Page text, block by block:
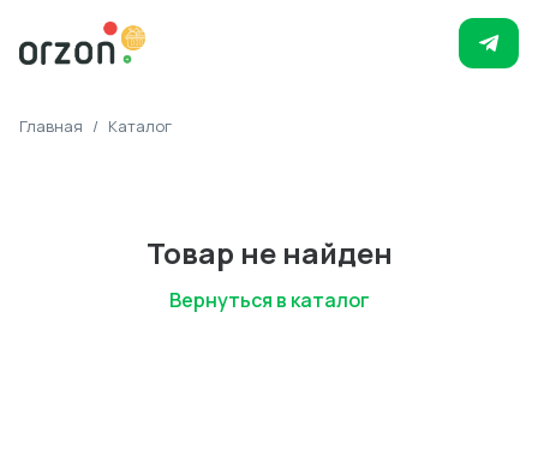
Главная / Каталог
Товар не найден
Вернуться в каталог